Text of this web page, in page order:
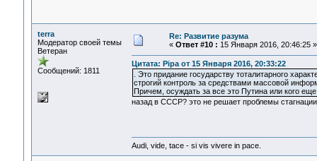
terra
Модератор своей темы
Ветеран
Сообщений: 1811
Re: Развитие разума
« Ответ #10 : 15 Января 2016, 20:46:25 »
Цитата: Pipa от 15 Января 2016, 20:33:22
. Это придание государству тоталитарного
строгий контроль за средствами массовой
Причем, осуждать за все это Путина или кого
назад в СССР? это не решает проблемы стагнации
Audi, vide, tace - si vis vivere in pace.